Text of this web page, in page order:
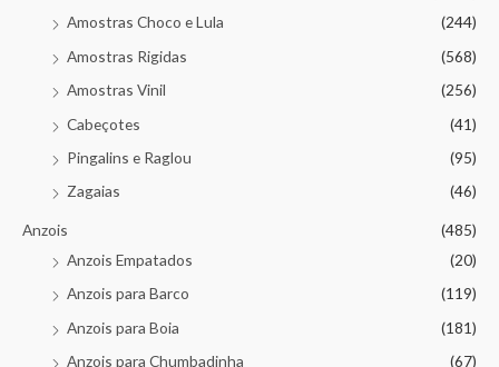
Amostras Choco e Lula
(244)
Amostras Rigidas
(568)
Amostras Vinil
(256)
Cabeçotes
(41)
Pingalins e Raglou
(95)
Zagaias
(46)
Anzois
(485)
Anzois Empatados
(20)
Anzois para Barco
(119)
Anzois para Boia
(181)
Anzois para Chumbadinha
(67)